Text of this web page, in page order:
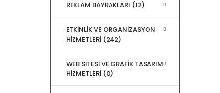
REKLAM BAYRAKLARI (12)
ETKİNLİK VE ORGANİZASYON
HİZMETLERİ (242)
WEB SİTESİ VE GRAFİK TASARIM
HİZMETLERİ (0)